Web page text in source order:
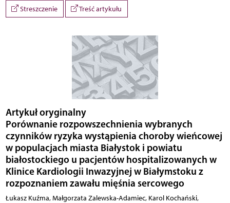
Streszczenie
Treść artykułu
Artykuł oryginalny
Porównanie rozpowszechnienia wybranych
czynników ryzyka wystąpienia choroby wieńcowej
w populacjach miasta Białystok i powiatu
białostockiego u pacjentów hospitalizowanych w
Klinice Kardiologii Inwazyjnej w Białymstoku z
rozpoznaniem zawału mięśnia sercowego
Łukasz Kuźma, Małgorzata Zalewska-Adamiec, Karol Kochański,